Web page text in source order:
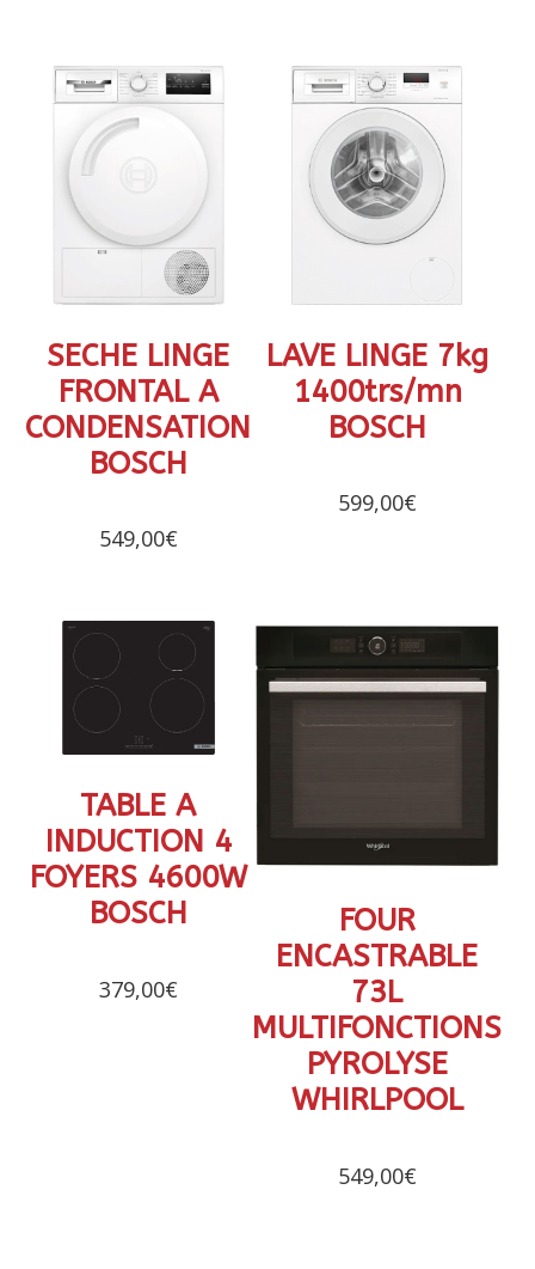
SECHE LINGE
FRONTAL A
CONDENSATION
BOSCH
549,00€
LAVE LINGE 7kg
1400trs/mn
BOSCH
599,00€
TABLE A
INDUCTION 4
FOYERS 4600W
BOSCH
379,00€
FOUR
ENCASTRABLE
73L
MULTIFONCTIONS
PYROLYSE
WHIRLPOOL
549,00€